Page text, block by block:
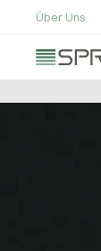
Über Uns